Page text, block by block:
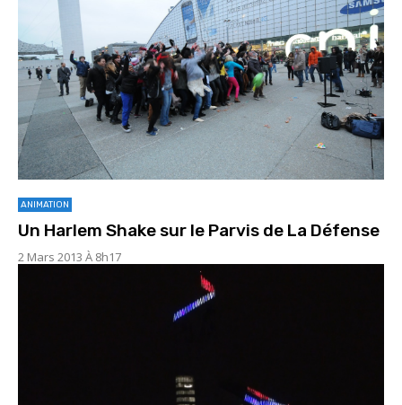
ANIMATION
Un Harlem Shake sur le Parvis de La Défense
2 Mars 2013 À 8h17